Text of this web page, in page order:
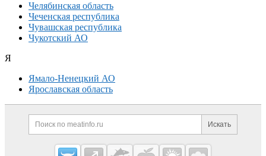
Челябинская область
Чеченская республика
Чувашская республика
Чукотский АО
Я
Ямало-Ненецкий АО
Ярославская область
Дополнительная информация
Поиск по сайту и
Искать
Cсылки на полезные проекты